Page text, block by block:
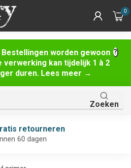
worden gewoon
verwerking kan tijdelijk 1 à 2
duren. Lees meer →
0
Zoeken
retourneren
60 dagen